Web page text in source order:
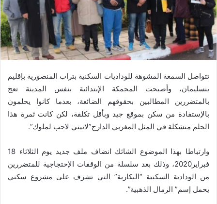
تتواصل السمعة المشوهة للوداديات السكنية بتراب المنصورية بإقليم
بنسليمان، وأصبحت المحمكة الإبتدائية بنفس المدينة تعج
بالمتضررين المطالبين بحقوقهم الضائعة، بعدما كانوا يحلمون
بالإستفادة من سكن بموقع جيد وبأقل تكلفة، لكن كانت ثمرة هذا
الحلم متشكلة في المثل المغربي الدارج”لاتيتي لاحب لملوك”.
وارتباطا بهذا الموضوع الشائك انضاف ملف جديد يوم الثلاثاء 18
فبراير2020، وذلك بعد سلسلة من الوقفات الإحتجاجية للمتضررين
من الودادية السكنية “البكارية” التي تشرف على مشروع سكني
يحمل إسم” الرمال الذهبية”.